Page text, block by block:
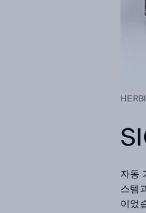
자동
스템
이었